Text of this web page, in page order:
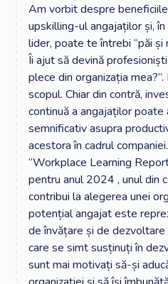
Am vorbit despre
upskilling-ul angajaților și,
lider, poate te întrebi “păi
Îi ajut să devină
plece din organizația
scopul. Chiar din contră,
continuă a angajaților poate
semnificativ asupra
acestora în cadrul
“Workplace Learning
pentru anul 2024 , unul din
contribui la alegerea unei
potențial angajat este
de învățare și de
care se simt susținuți în
sunt mai motivați să-și